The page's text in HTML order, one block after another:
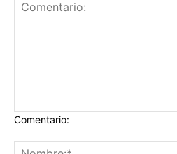
Comentario: